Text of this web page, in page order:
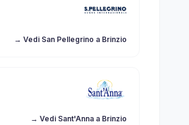
→ Vedi San Pellegrino a Brinzio
→ Vedi Sant'Anna a Brinzio